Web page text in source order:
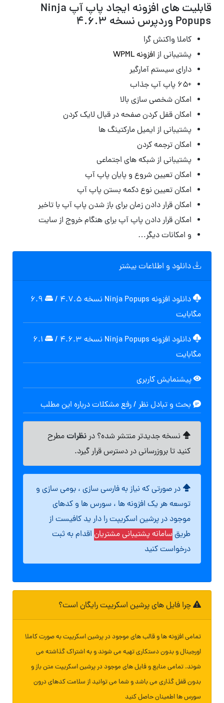
قابلیت های افزونه ایجاد پاپ آپ Ninja
Popups وردپرس نسخه 4.6.3
کاملا واکنش گرا
پشتیبانی از افزونه WPML
دارای سیستم آمارگیر
+۶۵ پاپ آپ جذاب
امکان شخصی سازی بالا
امکان قفل کردن صفحه در قبال لایک کردن
پشتیبانی از ایمیل مارکتینگ ها
امکان ترجمه کردن
پشتیبانی از شبکه های اجتماعی
امکان تعیین شروع و پایان پاپ آپ
امکان تعیین نوع دکمه بستن پاپ آپ
امکان قرار دادن زمان برای باز شدن پاپ آپ با تاخیر
امکان قرار دادن پاپ آپ برای هنگام خروج از سایت
و امکانات دیگر…
دانلود و اطلاعات بیشتر
دانلود افزونه Ninja Popups نسخه 4.7.5 /
۶.۹
مگابایت
دانلود افزونه Ninja Popups نسخه 4.6.3 /
۶.۱
مگابایت
پیشنمایش کاربری
بحث و تبادل نظر / رفع مشکلات درباره این مطلب
نسخه جدیدتر منتشر شده؟ درنظراتمطرح
کنید تا بروزرسانی در دسترس قرار گیرد.
در صورتی که نیاز به فارسی سازی ، بومی سازی و
توسعه هر یک افزونه ها ، سورس ها و کدهای
موجود در پرشین اسکریپت را دار ید کافیست از
طریقسامانه پشتیبانی مشتریان اقدام به ثبت
درخواست کنید
چرا فایل های پرشین اسکریپت رایگان است؟
تمامی افزونه ها و قالب های موجود در پرشین اسکریپت به صورت کاملا
اورجینال و بدون دستکاری تهیه می شوند و به اشتراک گذاشته می
شوند. تمامی منابع و فایل های موجود در پرشین اسکریپت متن باز و
بدون قفل گذاری می باشد و شما می توانید از سلامت کدهای درون
سورس ها اطمینان حاصل کنید